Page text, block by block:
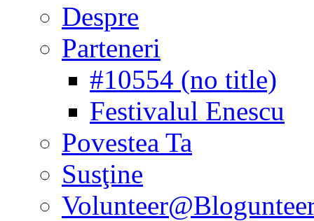
Despre
Parteneri
#10554 (no title)
Festivalul Enescu
Povestea Ta
Susţine